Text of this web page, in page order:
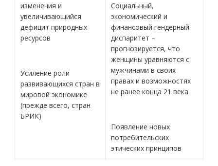
изменения и
увеличивающийся
дефицит природных
ресурсов
Усиление роли
развивающихся стран в
мировой экономике
(прежде всего, стран
БРИК)
Социальный,
экономический и
финансовый гендерный
диспаритет –
прогнозируется, что
женщины уравняются с
мужчинами в своих
правах и возможностях
не ранее конца 21 века
Появление новых
потребительских
этических принципов